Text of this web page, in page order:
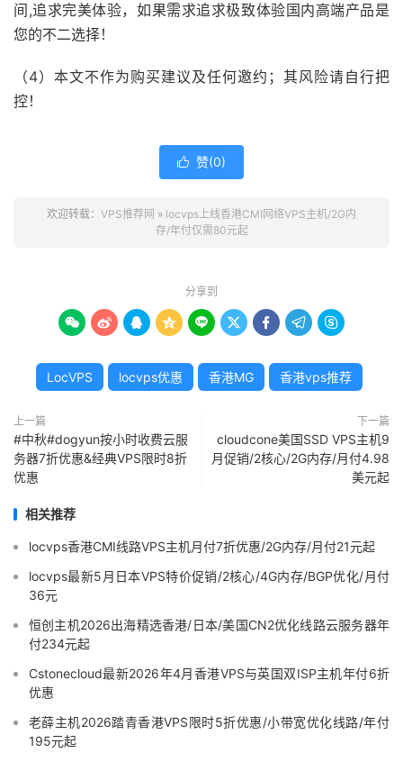
间,追求完美体验，如果需求追求极致体验国内高端产品是
您的不二选择！
（4）本文不作为购买建议及任何邀约；其风险请自行把
控！
 赞(0)
欢迎转载： VPS推荐网 » locvps上线香港CMI网络VPS主机/2G内
存/年付仅需80元起
分享到
        
LocVPS locvps优惠 香港MG 香港vps推荐
上一篇
#中秋#dogyun按小时收费云服
务器7折优惠&经典VPS限时8折
优惠
下一篇
cloudcone美国SSD VPS主机9
月促销/2核心/2G内存/月付4.98
美元起
相关推荐
locvps香港CMI线路VPS主机月付7折优惠/2G内存/月付21元起
locvps最新5月日本VPS特价促销/2核心/4G内存/BGP优化/月付
36元
恒创主机2026出海精选香港/日本/美国CN2优化线路云服务器年
付234元起
Cstonecloud最新2026年4月香港VPS与英国双ISP主机年付6折
优惠
老薛主机2026踏青香港VPS限时5折优惠/小带宽优化线路/年付
195元起